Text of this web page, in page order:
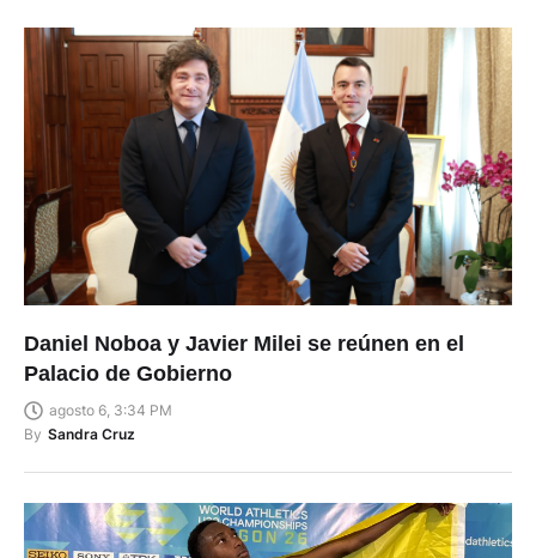
Daniel Noboa y Javier Milei se reúnen en el
Palacio de Gobierno
agosto 6, 3:34 PM
By Sandra Cruz